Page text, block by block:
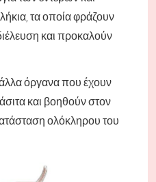
τα οποία φράζουν
και προκαλούν
όργανα που έχουν
και βοηθούν στον
ολόκληρου του